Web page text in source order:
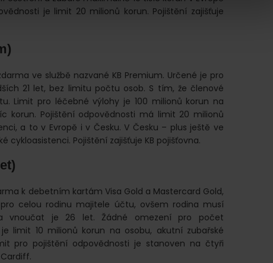
je limit 20 milionů korun. Pojištění zajišťuje
ve službě nazvané KB Premium. Určené je pro
21 let, bez limitu počtu osob. S tím, že členové
Limit pro léčebné výlohy je 100 milionů korun na
korun. Pojištění odpovědnosti má limit 20 milionů
a to v Evropě i v Česku. V Česku – plus ještě ve
cykloasistenci. Pojištění zajišťuje KB pojišťovna.
k debetním kartám Visa Gold a Mastercard Gold,
celou rodinu majitele účtu, ovšem rodina musí
je 26 let. Žádné omezení pro počet
limit 10 milionů korun na osobu, akutní zubařské
pro pojištění odpovědnosti je stanoven na čtyři